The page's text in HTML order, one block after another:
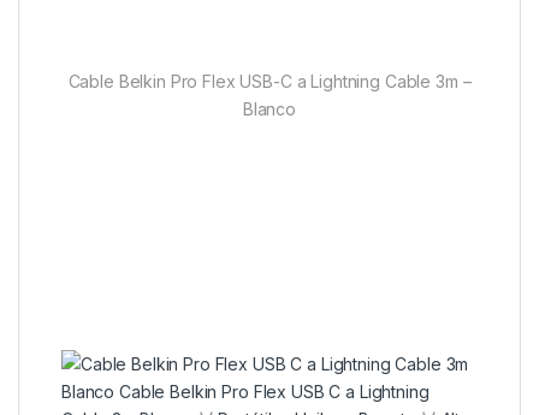
Cable Belkin Pro Flex USB-C a Lightning Cable 3m –
Blanco